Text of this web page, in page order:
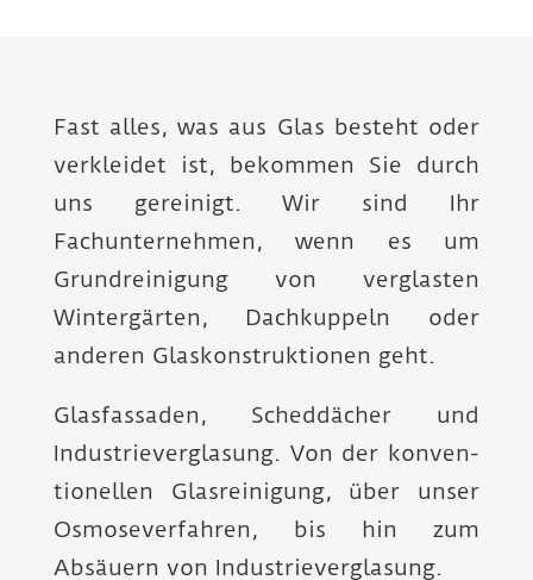
Fast alles, was aus Glas besteht oder
verkleidet ist, bekommen Sie durch
uns gereinigt. Wir sind Ihr
Fachunternehmen, wenn es um
Grundreinigung von verglasten
Wintergärten, Dachkuppeln oder
anderen Glaskonstruktionen geht.
Glasfassaden, Scheddächer und
Industrie­verglasung. Von der konven­
tionellen Glas­reinigung, über unser
Osmose­verfahren, bis hin zum
Absäuern von Industrie­verglasung.